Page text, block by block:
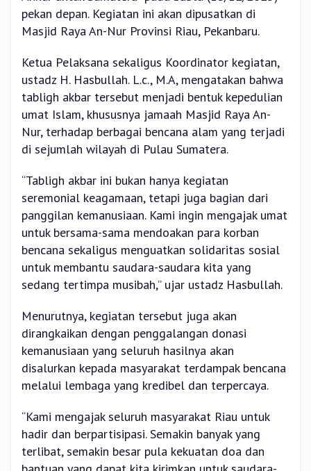
pekan depan. Kegiatan ini akan dipusatkan di
Masjid Raya An-Nur Provinsi Riau, Pekanbaru.
Ketua Pelaksana sekaligus Koordinator kegiatan,
ustadz H. Hasbullah. L.c., M.A, mengatakan bahwa
tabligh akbar tersebut menjadi bentuk kepedulian
umat Islam, khususnya jamaah Masjid Raya An-
Nur, terhadap berbagai bencana alam yang terjadi
di sejumlah wilayah di Pulau Sumatera.
“Tabligh akbar ini bukan hanya kegiatan
seremonial keagamaan, tetapi juga bagian dari
panggilan kemanusiaan. Kami ingin mengajak umat
untuk bersama-sama mendoakan para korban
bencana sekaligus menguatkan solidaritas sosial
untuk membantu saudara-saudara kita yang
sedang tertimpa musibah,” ujar ustadz Hasbullah.
Menurutnya, kegiatan tersebut juga akan
dirangkaikan dengan penggalangan donasi
kemanusiaan yang seluruh hasilnya akan
disalurkan kepada masyarakat terdampak bencana
melalui lembaga yang kredibel dan terpercaya.
“Kami mengajak seluruh masyarakat Riau untuk
hadir dan berpartisipasi. Semakin banyak yang
terlibat, semakin besar pula kekuatan doa dan